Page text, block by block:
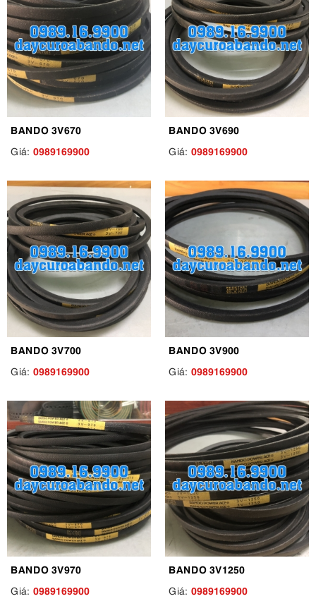
BANDO 3V670
Giá: 0989169900
BANDO 3V690
Giá: 0989169900
BANDO 3V700
Giá: 0989169900
BANDO 3V900
Giá: 0989169900
BANDO 3V970
Giá: 0989169900
BANDO 3V1250
Giá: 0989169900